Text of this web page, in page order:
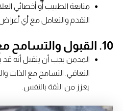
متابعة الطبيب أو أخصائي
التقدم والتعامل مع أي
10. القبول والتسامح
المدمن يجب أن يتقبل أنه قد
التعافي. التسامح مع الذات
يعزز من الثقة بالنفس.